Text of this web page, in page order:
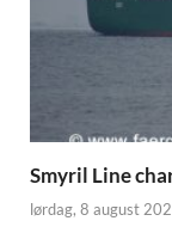
Smyril Line
lørdag, 8 august